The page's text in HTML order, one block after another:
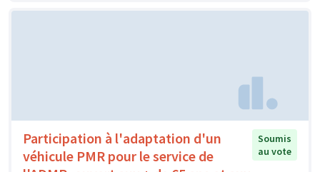
Participation à l'adaptation d'un
véhicule PMR pour le service de
Soumis
au vote